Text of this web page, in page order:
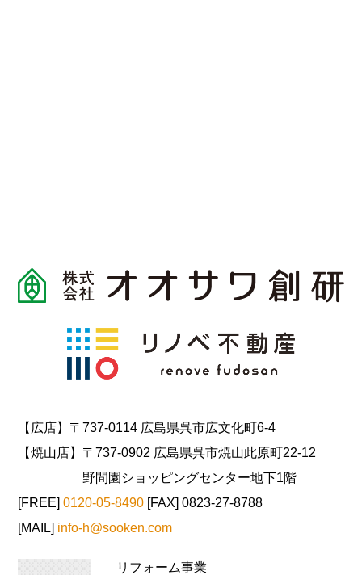
【広店】〒737-0114 広島県呉市広文化町6-4
【焼山店】〒737-0902 広島県呉市焼山此原町22-12
野間園ショッピングセンター地下1階
[FREE]0120-05-8490 [FAX] 0823-27-8788
[MAIL] info-h@sooken.com
リフォーム事業